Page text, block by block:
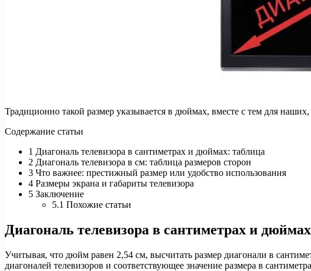
Традиционно такой размер указывается в дюймах, вместе с тем для
Содержание статьи
1 Диагональ телевизора в сантиметрах и дюймах: таблица
2 Диагональ телевизора в см: таблица размеров сторон
3 Что важнее: престижный размер или удобство использования
4 Размеры экрана и габариты телевизора
5 Заключение
5.1 Похожие статьи
Диагональ телевизора в сантиметрах и
Учитывая, что дюйм равен 2,54 см, высчитать размер диагонали в
диагоналей телевизоров и соответствующее значение размера в